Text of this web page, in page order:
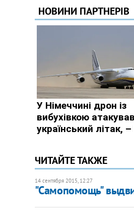
ЧИТАЙТЕ ТАКЖЕ
14 сентября 2015, 12:27
"Самопомощь"